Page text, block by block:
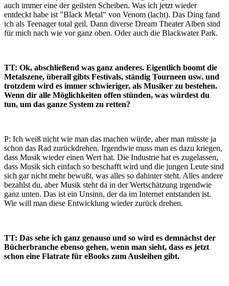
auch immer eine der geilsten Scheiben. Was ich jetzt wieder
entdeckt habe ist "Black Metal" von Venom (lacht). Das Ding fand
ich als Teenager total geil. Dann diverse Dream Theater Alben sind
für mich nach wie vor ganz oben. Oder auch die Blackwater Park.
TT: Ok, abschließend was ganz anderes. Eigentlich boomt die
Metalszene, überall gibts Festivals, ständig Tourneen usw. und
trotzdem wird es immer schwieriger, als Musiker zu bestehen.
Wenn dir alle Möglichkeiten offen stünden, was würdest du
tun, um das ganze System zu retten?
P: Ich weiß nicht wie man das machen würde, aber man müsste ja
schon das Rad zurückdrehen. Irgendwie muss man es dazu kriegen,
dass Musik wieder einen Wert hat. Die Industrie hat es zugelassen,
dass Musik sich einfach so beschafft wird und die jungen Leute sind
sich gar nicht mehr bewußt, was alles so dahinter steht. Alles andere
bezahlst du, aber Musik steht da in der Wertschätzung irgendwie
ganz unten. Das ist ein Unsinn, der da im Internet entstanden ist.
Wie will man diese Entwicklung wieder zurück drehen.
TT: Das sehe ich ganz genauso und so wird es demnächst der
Bücherbranche ebenso gehen, wenn man sieht, dass es jetzt
schon eine Flatrate für eBooks zum Ausleihen gibt.